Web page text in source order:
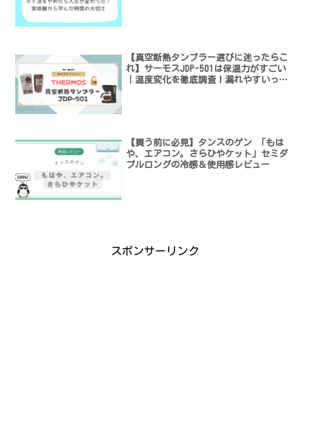
【真空断熱タンブラー選びに迷ったらこ
れ】サーモスJDP-501は保温力がすごい
｜温度変化を徹底調査！漏れやすいって
【買う前に必見】タンスのゲン 「もは
や、エアコン。さらひやケット」セミダ
ブルロングの冷感＆使用感レビュー
スポンサーリンク